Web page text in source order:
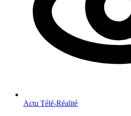
Actu Télé-Réalité